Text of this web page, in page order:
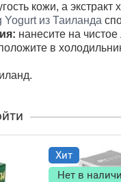
кожи, а
из Таиланда
нанесите на
в
Хит
Нет в